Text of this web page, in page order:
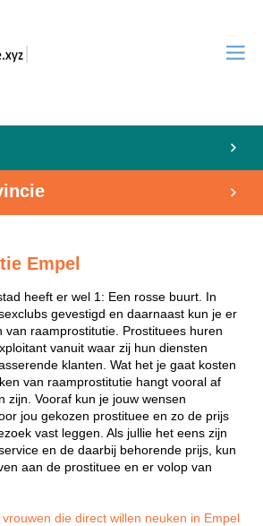
Empel
heeft er wel 1: Een rosse buurt. In
gevestigd en daarnaast kun je er
van raamprostitutie. Prostituees huren
vanuit waar zij hun diensten
klanten. Wat het je gaat kosten
van raamprostitutie hangt vooral af
zijn. Vooraf kun je jouw wensen
jou gekozen prostituee en zo de prijs
vast leggen. Als jullie het eens zijn
en de daarbij behorende prijs, kun
aan de prostituee en er volop van
die direct willen neuken in Empel